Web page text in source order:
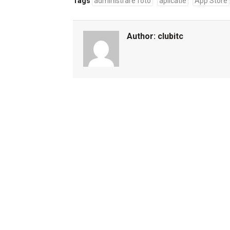
Author: clubitc